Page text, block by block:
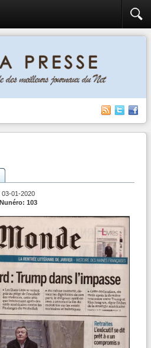
03-01-2020
Nunéro: 103